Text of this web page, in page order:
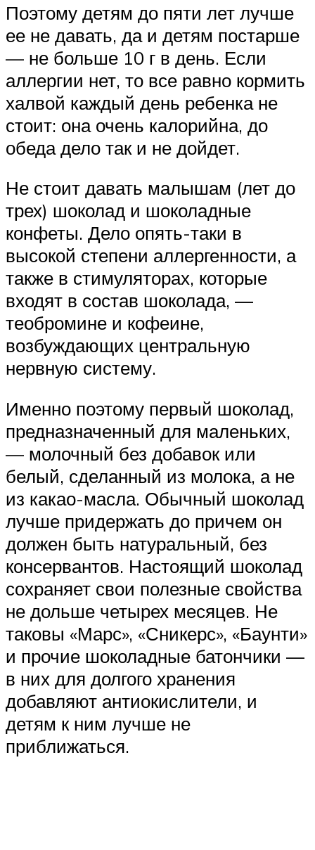
Поэтому детям до пяти лет лучше
ее не давать, да и детям постарше
— не больше 10 г в день. Если
аллергии нет, то все равно кормить
халвой каждый день ребенка не
стоит: она очень калорийна, до
обеда дело так и не дойдет.
Не стоит давать малышам (лет до
трех) шоколад и шоколадные
конфеты. Дело опять-таки в
высокой степени аллергенности, а
также в стимуляторах, которые
входят в состав шоколада, —
теобромине и кофеине,
возбуждающих центральную
нервную систему.
Именно поэтому первый шоколад,
предназначенный для маленьких,
— молочный без добавок или
белый, сделанный из молока, а не
из какао-масла. Обычный шоколад
лучше придержать до причем он
должен быть натуральный, без
консервантов. Настоящий шоколад
сохраняет свои полезные свойства
не дольше четырех месяцев. Не
таковы «Марс», «Сникерс», «Баунти»
и прочие шоколадные батончики —
в них для долгого хранения
добавляют антиокислители, и
детям к ним лучше не
приближаться.